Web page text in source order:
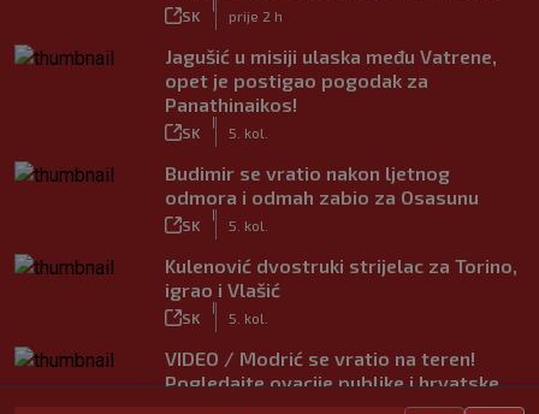
SK prije 2 h
Jagušić u misiji ulaska među Vatrene,
opet je postigao pogodak za
Panathinaikos!
SK 5. kol.
Budimir se vratio nakon ljetnog
odmora i odmah zabio za Osasunu
SK 5. kol.
Kulenović dvostruki strijelac za Torino,
igrao i Vlašić
SK 5. kol.
VIDEO / Modrić se vratio na teren!
Pogledajte ovacije publike i hrvatske